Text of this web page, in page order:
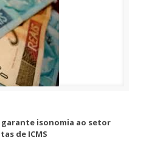
isonomia ao setor
de ICMS